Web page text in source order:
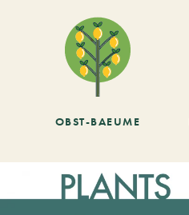
OBST-BAEUME